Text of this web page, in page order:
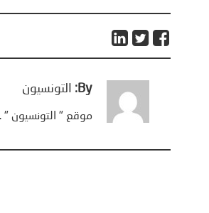
By: التونسيون
موقع " التونسيون "